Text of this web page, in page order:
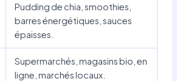
Pudding de chia, smoothies,
barres énergétiques, sauces
épaisses.
Supermarchés, magasins bio, en
ligne, marchés locaux.